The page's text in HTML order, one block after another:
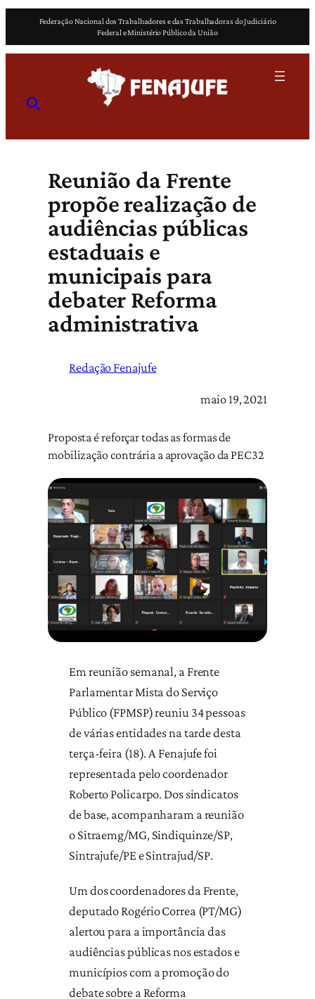
o
Federação Nacional dos Trabalhadores e das Trabalhadoras do Judiciário
Federal e Ministério Público da União
Reunião da Frente
propõe realização de
audiências públicas
estaduais e
municipais para
debater Reforma
administrativa
Redação Fenajufe
maio 19, 2021
Proposta é reforçar todas as formas de
mobilização contrária a aprovação da PEC32
Em reunião semanal, a Frente
Parlamentar Mista do Serviço
Público (FPMSP) reuniu 34 pessoas
de várias entidades na tarde desta
terça-feira (18). A Fenajufe foi
representada pelo coordenador
Roberto Policarpo. Dos sindicatos
de base, acompanharam a reunião
o Sitraemg/MG, Sindiquinze/SP,
Sintrajufe/PE e Sintrajud/SP.
Um dos coordenadores da Frente,
deputado Rogério Correa (PT/MG)
alertou para a importância das
audiências públicas nos estados e
municípios com a promoção do
debate sobre a Reforma